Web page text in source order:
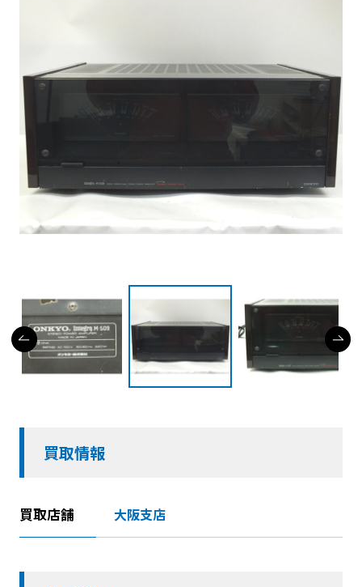
買取情報
買取店舗 大阪支店